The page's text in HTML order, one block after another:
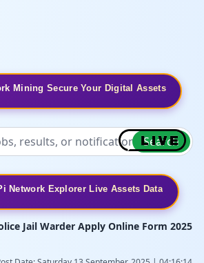
Mining Secure Your Digital Assets
Search
Network Explorer Live Assets Data
Jail Warder Apply Online Form 2025